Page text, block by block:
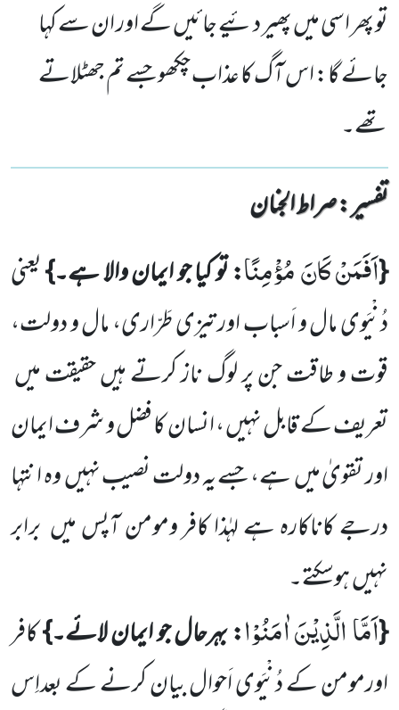
تو پھر اسی میں پھیر دئیے جائیں گے اور ان سے کہا
جائے گا: اس آگ کا عذاب چکھو جسے تم جھٹلاتے
تھے۔
تفسیر : ‎صراط الجنان
{اَفَمَنْ كَانَ مُؤْمِنًا: تو کیا جو ایمان والا ہے۔}یعنی
دُنْیَوی مال و اَسباب اور تیزی طَرّاری، مال و دولت،
قوت و طاقت جن پر لوگ ناز کرتے ہیں حقیقت میں
تعریف کے قابل نہیں ، انسان کا فضل و شرف ایمان
اور تقویٰ میں ہے، جسے یہ دولت نصیب نہیں وہ انتہا
درجے کاناکارہ ہے لہٰذا کافر ومومن آپس میں برابر
نہیں ہوسکتے۔
{اَمَّا الَّذِیْنَ اٰمَنُوْا: بہرحال جو ایمان لائے۔}کافر
اورمومنکے دُنْیَوی اَحوال بیان کرنے کے بعداِس